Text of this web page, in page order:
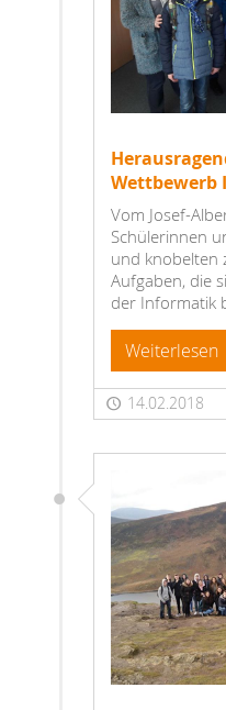
Wettbewerb
Vom Josef-
Schülerinnen
und knobelten
Aufgaben, die
der Informatik
Weiterlesen
14.02.2018